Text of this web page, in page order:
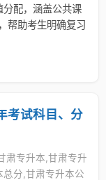
配，涵盖公共课
帮助考生明确复习
考试科目、分
专升本,甘肃专升
分,甘肃专升本公